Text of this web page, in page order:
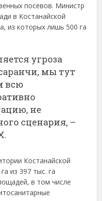
посевов. Министр
в Костанайской
из которых лишь 500 га
угроза
мы тут
всю
не
сценария, –
Костанайской
из 397 тыс. га
в том числе